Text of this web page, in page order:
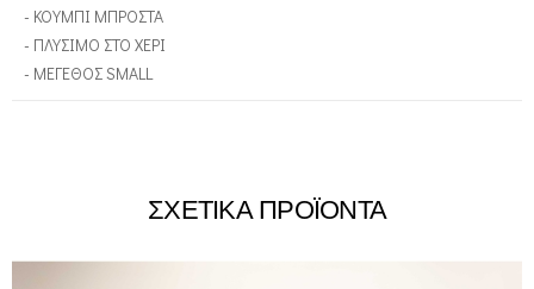
- ΚΟΥΜΠΙ ΜΠΡΟΣΤΑ
- ΠΛΥΣΙΜΟ ΣΤΟ ΧΕΡΙ
- ΜΕΓΕΘΟΣ SMALL
ΣΧΕΤΙΚΑ ΠΡΟΪΟΝΤΑ